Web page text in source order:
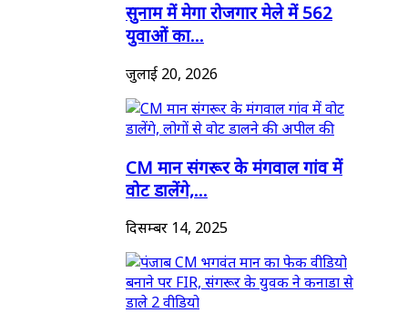
सुनाम में मेगा रोजगार मेले में 562
युवाओं का...
जुलाई 20, 2026
CM मान संगरूर के मंगवाल गांव में
वोट डालेंगे,...
दिसम्बर 14, 2025